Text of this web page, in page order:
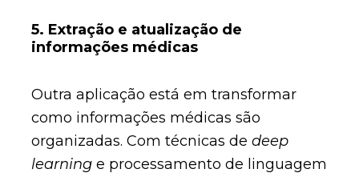
5. Extração e atualização de
informações médicas
Outra aplicação está em transformar
como informações médicas são
organizadas. Com técnicas de deep
learning e processamento de linguagem